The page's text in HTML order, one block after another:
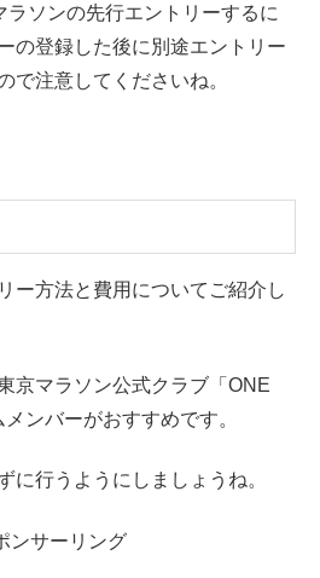
ラソンの先行エントリーするに
の登録した後に別途エントリー
で注意してくださいね。
ー方法と費用についてご紹介し
京マラソン公式クラブ「ONE
ンバーがおすすめです。
に行うようにしましょうね。
ンサーリング